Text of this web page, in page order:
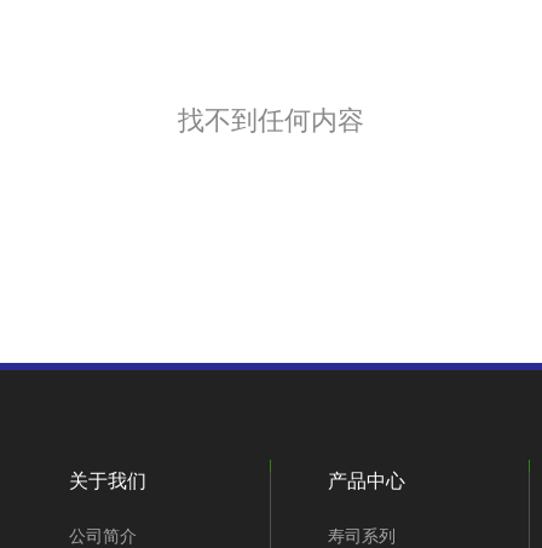
找不到任何内容
关于我们
公司简介
产品中心
寿司系列